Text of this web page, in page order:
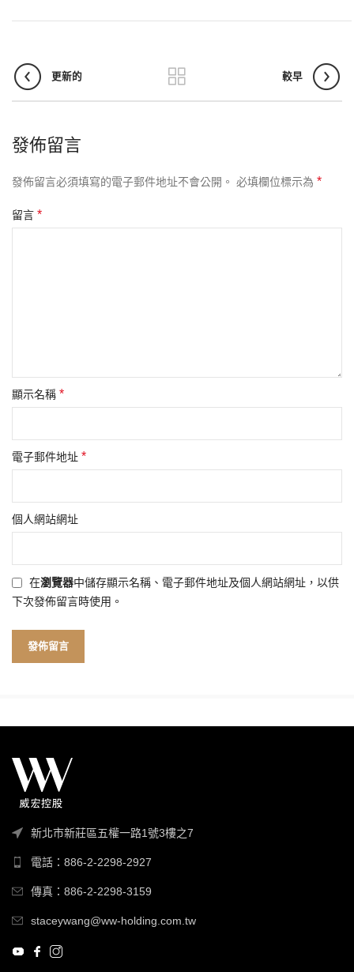
更新的 較早
發佈留言
發佈留言必須填寫的電子郵件地址不會公開。 必填欄位標示為 *
留言 *
顯示名稱 *
電子郵件地址 *
個人網站網址
在瀏覽器中儲存顯示名稱、電子郵件地址及個人網站網址，以供
下次發佈留言時使用。
新北市新莊區五權一路1號3樓之7
電話：886-2-2298-2927
傳真：886-2-2298-3159
staceywang@ww-holding.com.tw